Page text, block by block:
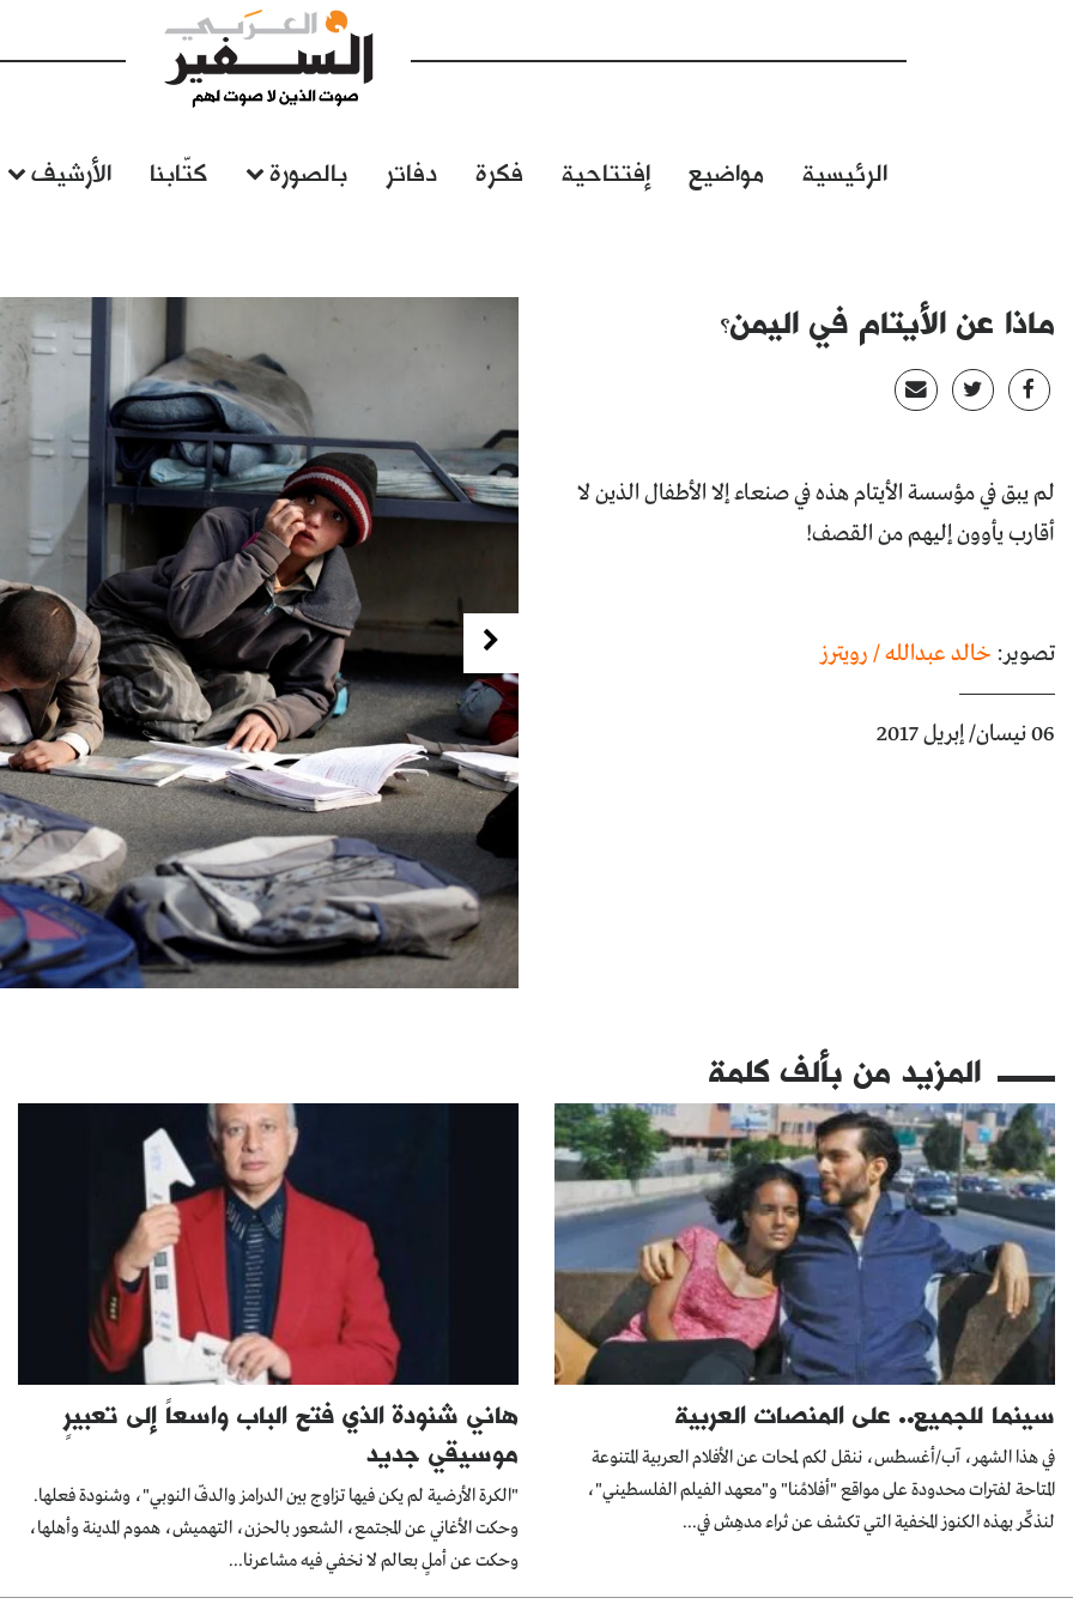
الرئيسية مواضيع إفتتاحية فكرة دفاتر بالصورة كتّابنا الأرشيف
ماذا عن الأيتام في اليمن؟
لم يبق في مؤسسة الأيتام هذه في صنعاء إلا الأطفال الذين لا
أقارب يأوون إليهم من القصف!
تصوير: خالد عبدالله / رويترز
06 نيسان/ إبريل 2017
Previous
المزيد من بألف كلمة
سينما للجميع.. على المنصات العربية
في هذا الشهر، آب/أغسطس، ننقل لكم لمحات عن الأفلام العربية المتنوعة
المتاحة لفترات محدودة على مواقع "أفلامُنا" و"معهد الفيلم الفلسطيني"،
لنذكِّر بهذه الكنوز المخفية التي تكشف عن ثراء مدهِش في...
هاني شنودة الذي فتح الباب واسعاً إلى تعبيرٍ
موسيقي جديد
"الكرة الأرضية لم يكن فيها تزاوج بين الدرامز والدفّ النوبي"، وشنودة فعلها.
وحكت الأغاني عن المجتمع، الشعور بالحزن، التهميش، هموم المدينة وأهلها،
وحكت عن أملٍ بعالم لا نخفي فيه مشاعرنا...